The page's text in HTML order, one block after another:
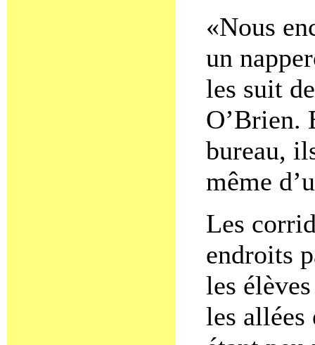
«Nous
un
les suit
O’Brien.
bureau,
même
Les
endroits
les
les allées